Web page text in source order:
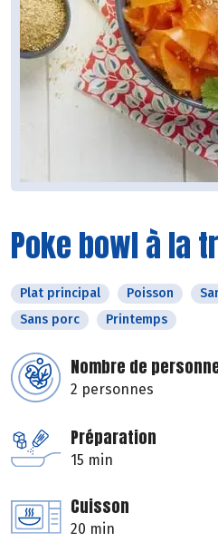
Poke bowl à la
Plat principal Poisson
Sans porc
Printemps
Nombre de
2 personnes
Préparation
15 min
Cuisson
20 min